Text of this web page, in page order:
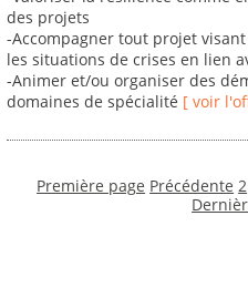
des projets
-Accompagner tout projet
les situations de crises en lien
-Animer et/ou organiser des
domaines de spécialité [ voir
Première page Précédente 2